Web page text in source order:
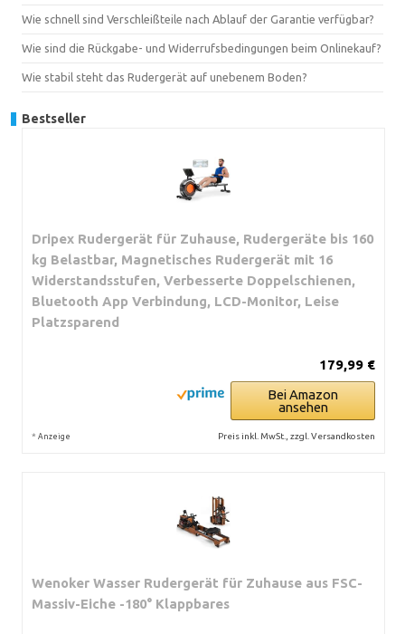
Wie schnell sind Verschleißteile nach Ablauf der Garantie verfügbar?
Wie sind die Rückgabe- und Widerrufsbedingungen beim Onlinekauf?
Wie stabil steht das Rudergerät auf unebenem Boden?
Bestseller
Dripex Rudergerät für Zuhause, Rudergeräte bis 160
kg Belastbar, Magnetisches Rudergerät mit 16
Widerstandsstufen, Verbesserte Doppelschienen,
Bluetooth App Verbindung, LCD-Monitor, Leise
Platzsparend
179,99 €
Bei Amazon
ansehen
* Anzeige Preis inkl. MwSt., zzgl. Versandkosten
Wenoker Wasser Rudergerät für Zuhause aus FSC-
Massiv-Eiche -180° Klappbares